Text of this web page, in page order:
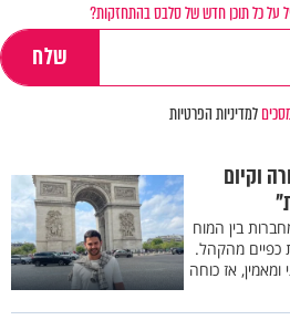
על כל תוכן חדש של סלבס בהתחזקות?
למדיניות הפרטיות
וקיום
בין המוח
כפיים מהקהל.
אז כוחה